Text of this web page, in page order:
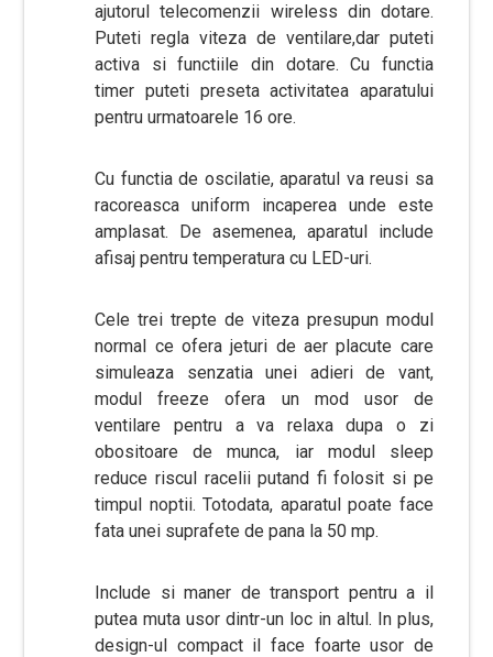
ajutorul telecomenzii wireless din dotare.
Puteti regla viteza de ventilare,dar puteti
activa si functiile din dotare. Cu functia
timer puteti preseta activitatea aparatului
pentru urmatoarele 16 ore.
Cu functia de oscilatie, aparatul va reusi sa
racoreasca uniform incaperea unde este
amplasat. De asemenea, aparatul include
afisaj pentru temperatura cu LED-uri.
Cele trei trepte de viteza presupun modul
normal ce ofera jeturi de aer placute care
simuleaza senzatia unei adieri de vant,
modul freeze ofera un mod usor de
ventilare pentru a va relaxa dupa o zi
obositoare de munca, iar modul sleep
reduce riscul racelii putand fi folosit si pe
timpul noptii. Totodata, aparatul poate face
fata unei suprafete de pana la 50 mp.
Include si maner de transport pentru a il
putea muta usor dintr-un loc in altul. In plus,
design-ul compact il face foarte usor de